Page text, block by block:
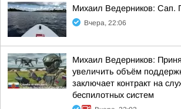
Михаил Ведерников: Сап.
Вчера, 22:06
Михаил Ведерников:
увеличить объём
заключает контракт на
беспилотных систем